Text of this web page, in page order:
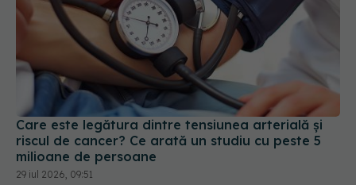
Care este legătura dintre tensiunea arterială și
riscul de cancer? Ce arată un studiu cu peste 5
milioane de persoane
29 iul 2026, 09:51